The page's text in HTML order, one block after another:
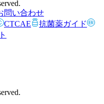
問い合わせ
CTCAE
抗菌薬ガイド